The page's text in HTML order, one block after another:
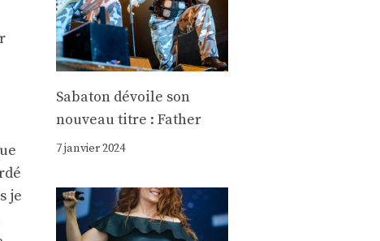
je
Sabaton dévoile son
nouveau titre : Father
7 janvier 2024